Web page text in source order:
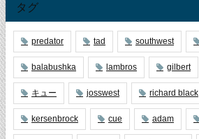
タグ
predator tad southwest
balabushka lambros gilbert
キュー josswest richard black
kersenbrock cue adam